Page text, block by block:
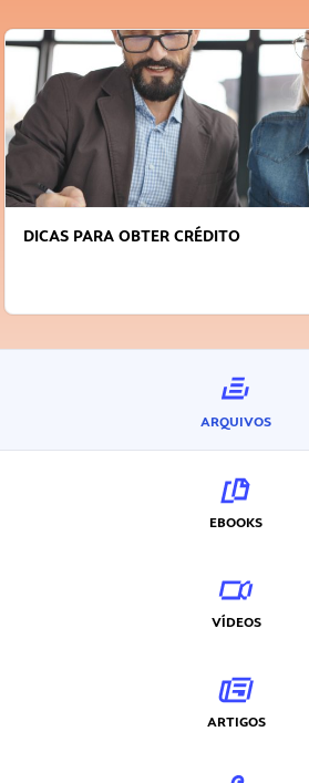
DICAS PARA OBTER CRÉDITO
ARQUIVOS
EBOOKS
VÍDEOS
ARTIGOS